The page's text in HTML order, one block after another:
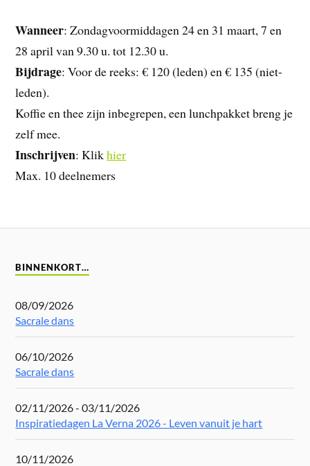
Wanneer: Zondagvoormiddagen 24 en 31 maart, 7 en
28 april van 9.30 u. tot 12.30 u.
Bijdrage: Voor de reeks: € 120 (leden) en € 135 (niet-
leden).
Koffie en thee zijn inbegrepen, een lunchpakket breng je
zelf mee.
Inschrijven: Klikhier
Max. 10 deelnemers
BINNENKORT…
08/09/2026
Sacrale dans
06/10/2026
Sacrale dans
02/11/2026 - 03/11/2026
Inspiratiedagen La Verna 2026 - Leven vanuit je hart
10/11/2026